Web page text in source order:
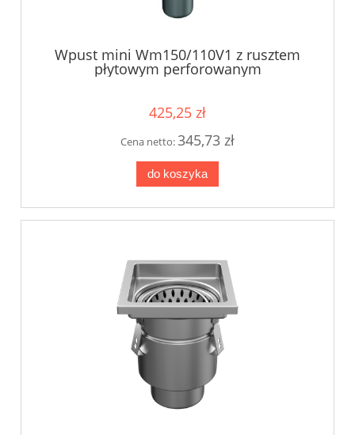
Wpust mini Wm150/110V1 z rusztem
płytowym perforowanym
425,25 zł
Cena netto:345,73 zł
do koszyka